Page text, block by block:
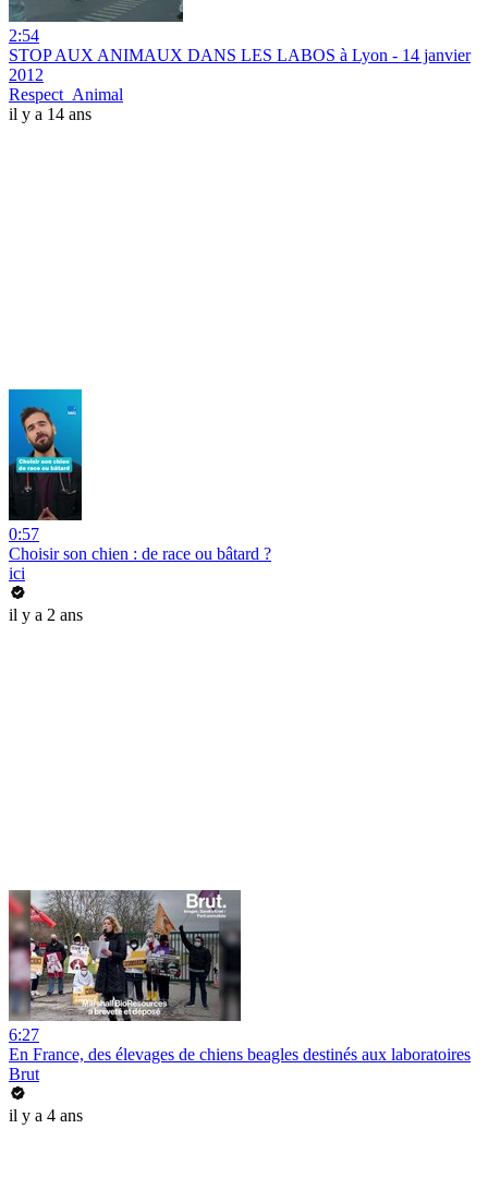
2:54
STOP AUX ANIMAUX DANS LES LABOS à Lyon - 14 janvier
2012
Respect_Animal
il y a 14 ans
0:57
Choisir son chien : de race ou bâtard ?
ici
il y a 2 ans
6:27
En France, des élevages de chiens beagles destinés aux laboratoires
Brut
il y a 4 ans